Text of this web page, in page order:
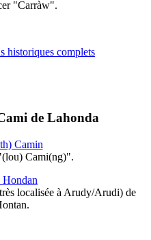
"Carràw".
historiques complets
de Lahonda
Camin
Cami(ng)".
Hondan
localisée à Arudy/Arudi) de